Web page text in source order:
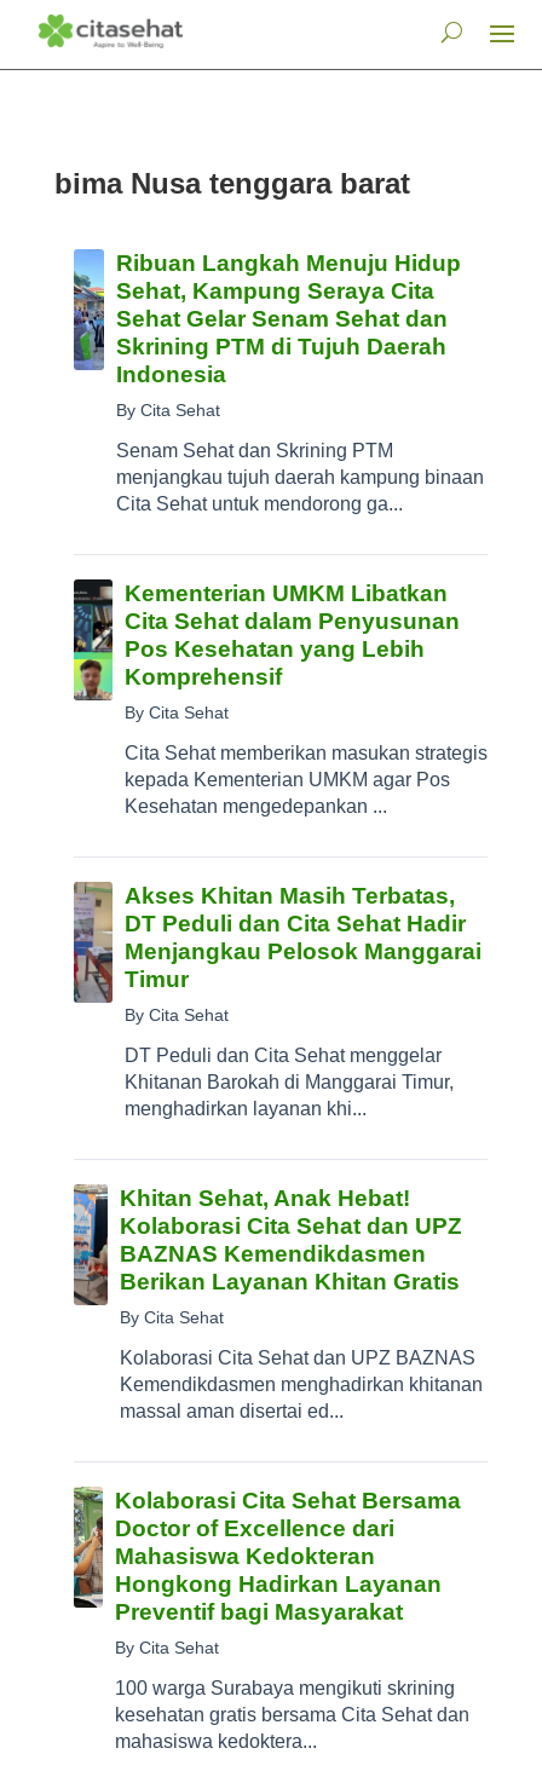
bima Nusa tenggara barat
Ribuan Langkah Menuju Hidup
Sehat, Kampung Seraya Cita
Sehat Gelar Senam Sehat dan
Skrining PTM di Tujuh Daerah
Indonesia
By Cita Sehat
Senam Sehat dan Skrining PTM
menjangkau tujuh daerah kampung binaan
Cita Sehat untuk mendorong ga...
Kementerian UMKM Libatkan
Cita Sehat dalam Penyusunan
Pos Kesehatan yang Lebih
Komprehensif
By Cita Sehat
Cita Sehat memberikan masukan strategis
kepada Kementerian UMKM agar Pos
Kesehatan mengedepankan ...
Akses Khitan Masih Terbatas,
DT Peduli dan Cita Sehat Hadir
Menjangkau Pelosok Manggarai
Timur
By Cita Sehat
DT Peduli dan Cita Sehat menggelar
Khitanan Barokah di Manggarai Timur,
menghadirkan layanan khi...
Khitan Sehat, Anak Hebat!
Kolaborasi Cita Sehat dan UPZ
BAZNAS Kemendikdasmen
Berikan Layanan Khitan Gratis
By Cita Sehat
Kolaborasi Cita Sehat dan UPZ BAZNAS
Kemendikdasmen menghadirkan khitanan
massal aman disertai ed...
Kolaborasi Cita Sehat Bersama
Doctor of Excellence dari
Mahasiswa Kedokteran
Hongkong Hadirkan Layanan
Preventif bagi Masyarakat
By Cita Sehat
100 warga Surabaya mengikuti skrining
kesehatan gratis bersama Cita Sehat dan
mahasiswa kedoktera...